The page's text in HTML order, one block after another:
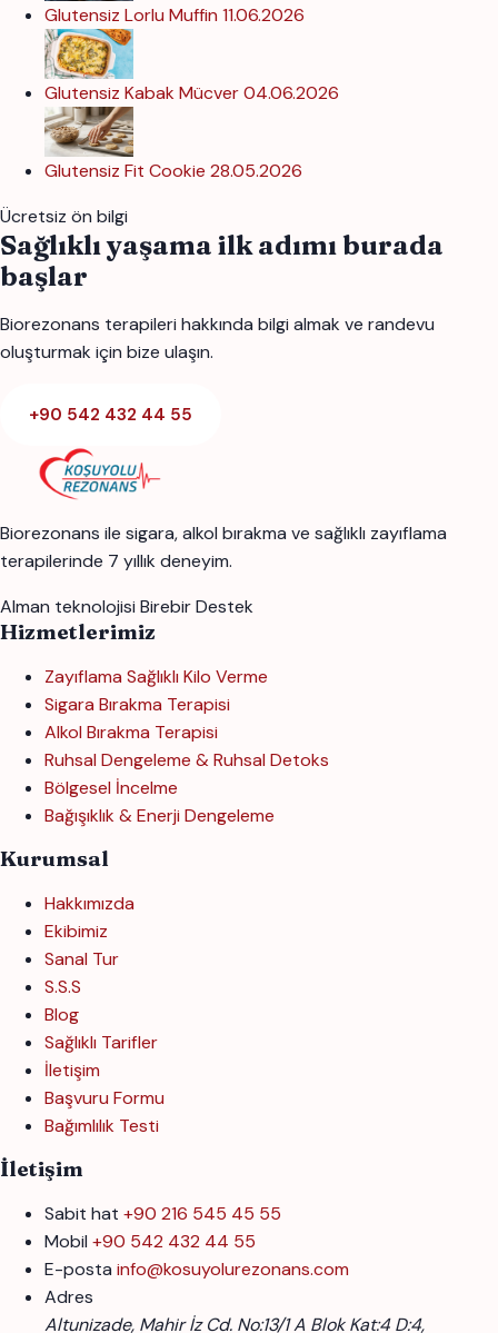
Glutensiz Lorlu Muffin 11.06.2026
Glutensiz Kabak Mücver04.06.2026
Glutensiz Fit Cookie 28.05.2026
Ücretsiz ön bilgi
Sağlıklı yaşama ilk adımı burada
başlar
Biorezonans terapileri hakkında bilgi almak ve randevu
oluşturmak için bize ulaşın.
+90 542 432 44 55
Biorezonans ile sigara, alkol bırakma ve sağlıklı zayıflama
terapilerinde 7 yıllık deneyim.
Alman teknolojisi Birebir Destek
Hizmetlerimiz
Zayıflama Sağlıklı Kilo Verme
Sigara Bırakma Terapisi
Alkol Bırakma Terapisi
Ruhsal Dengeleme & Ruhsal Detoks
Bölgesel İncelme
Bağışıklık & Enerji Dengeleme
Kurumsal
Hakkımızda
Ekibimiz
Sanal Tur
S.S.S
Blog
Sağlıklı Tarifler
İletişim
Başvuru Formu
Bağımlılık Testi
İletişim
Sabit hat +90 216 545 45 55
Mobil +90 542 432 44 55
E-posta info@kosuyolurezonans.com
Adres
Altunizade, Mahir İz Cd. No:13/1 A Blok Kat:4 D:4,